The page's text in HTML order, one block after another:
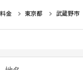
金 東京都 武蔵野市